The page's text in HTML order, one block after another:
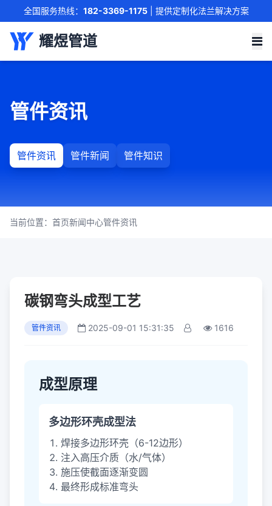
全国服务热线： 182-3369-1175| 提供定制化法兰解决方案
耀煜管道
联系我们
管件资讯
管件资讯 管件新闻 管件知识
当前位置： 首页新闻中心管件资讯
碳钢弯头成型工艺
管件资讯 2025-09-01 15:31:35 1616
成型原理
多边形环壳成型法
焊接多边形环壳（6-12边形）
注入高压介质（水/气体）
施压使截面逐渐变圆
最终形成标准弯头